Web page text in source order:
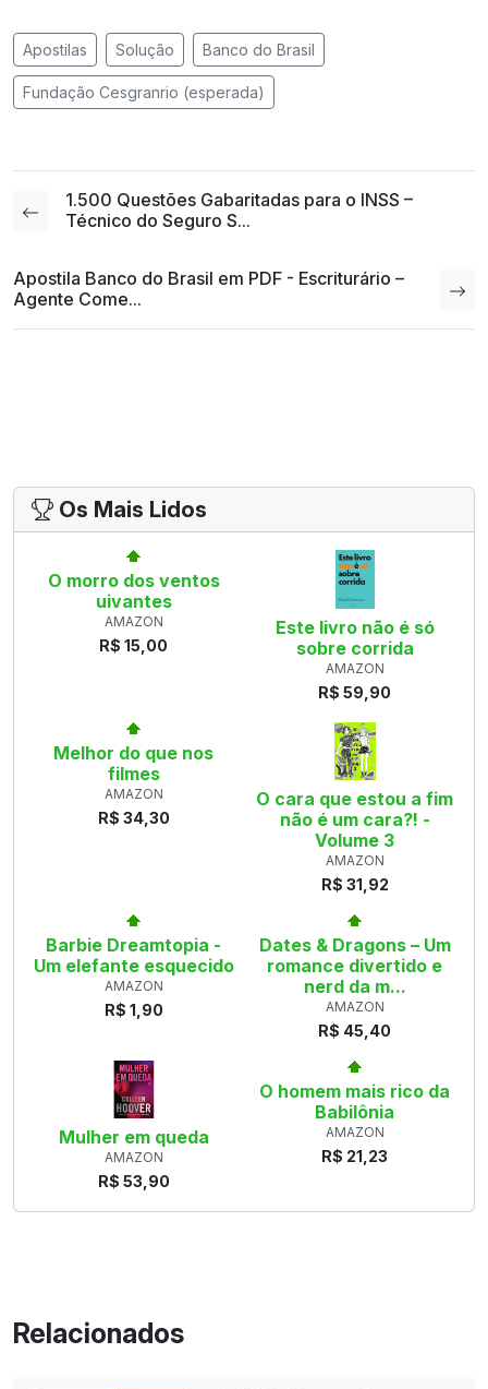
Apostilas Solução Banco do Brasil
Fundação Cesgranrio (esperada)
1.500 Questões Gabaritadas para o INSS –
Técnico do Seguro S...
Apostila Banco do Brasil em PDF - Escriturário –
Agente Come...
Os Mais Lidos
O morro dos ventos
uivantes
AMAZON
R$ 15,00
Este livro não é só
sobre corrida
AMAZON
R$ 59,90
Melhor do que nos
filmes
AMAZON
R$ 34,30
O cara que estou a fim
não é um cara?! -
Volume 3
AMAZON
R$ 31,92
Barbie Dreamtopia -
Um elefante esquecido
AMAZON
R$ 1,90
Dates & Dragons – Um
romance divertido e
nerd da m...
AMAZON
R$ 45,40
Mulher em queda
AMAZON
R$ 53,90
O homem mais rico da
Babilônia
AMAZON
R$ 21,23
Relacionados